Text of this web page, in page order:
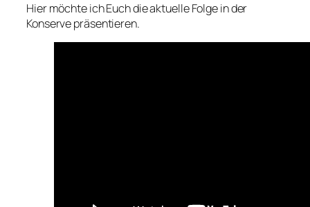
Hier möchte ich Euch die aktuelle Folge in der
Konserve präsentieren.